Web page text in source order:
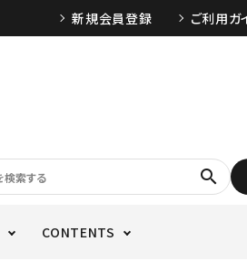
新規会員登録 ご利用ガ
search
CONTENTS